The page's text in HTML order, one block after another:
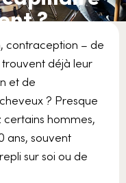
?
contraception – de
déjà leur
et de
? Presque
hommes,
ans, souvent
sur soi ou de